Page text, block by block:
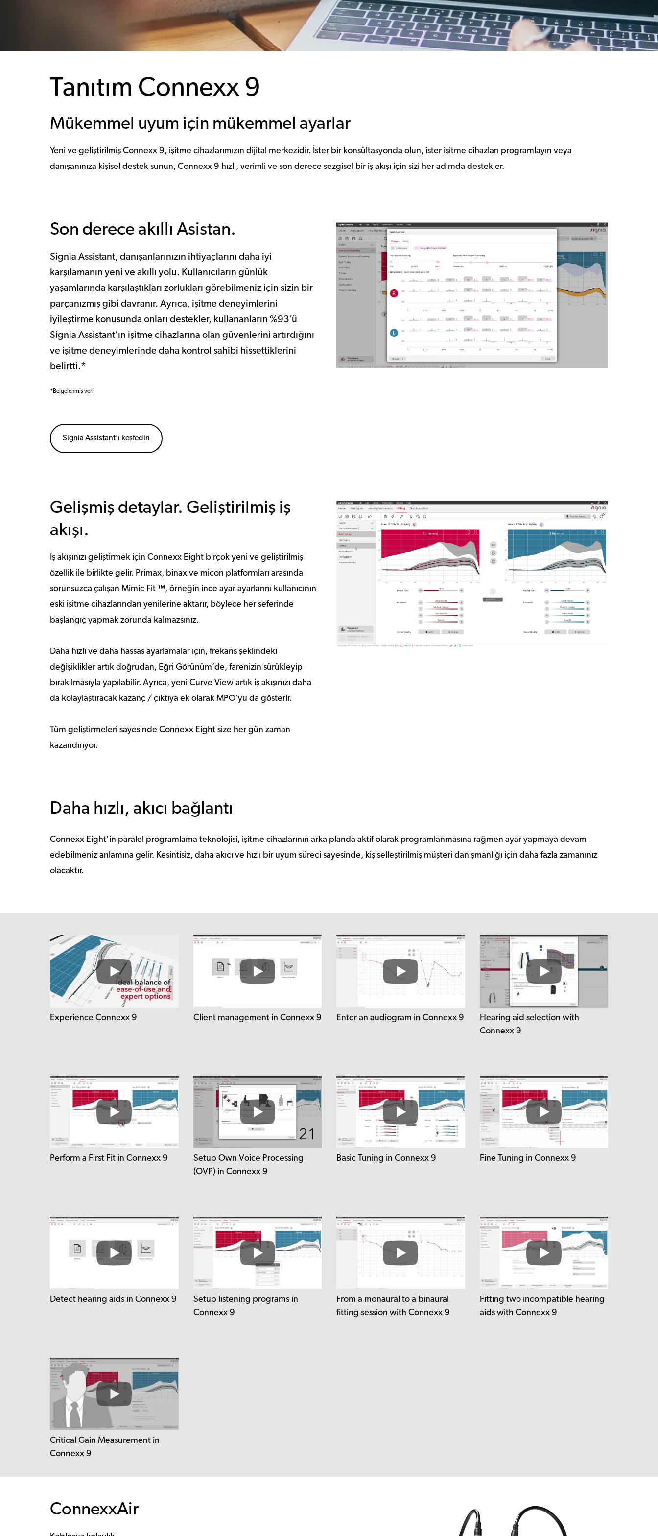
Tanıtım Connexx 9
Mükemmel uyum için mükemmel ayarlar
Yeni ve geliştirilmiş Connexx 9, işitme cihazlarımızın dijital merkezidir. İster bir konsültasyonda olun, ister işitme cihazları programlayın veya
danışanınıza kişisel destek sunun, Connexx 9 hızlı, verimli ve son derece sezgisel bir iş akışı için sizi her adımda destekler.
Son derece akıllı Asistan.
Signia Assistant, danışanlarınızın ihtiyaçlarını daha iyi
karşılamanın yeni ve akıllı yolu. Kullanıcıların günlük
yaşamlarında karşılaştıkları zorlukları görebilmeniz için sizin bir
parçanızmış gibi davranır. Ayrıca, işitme deneyimlerini
iyileştirme konusunda onları destekler, kullananların %93’ü
Signia Assistant’ın işitme cihazlarına olan güvenlerini artırdığını
ve işitme deneyimlerinde daha kontrol sahibi hissettiklerini
belirtti.*
*Belgelenmiş veri
Signia Assistant’ı keşfedin
Gelişmiş detaylar. Geliştirilmiş iş
akışı.
İş akışınızı geliştirmek için Connexx Eight birçok yeni ve geliştirilmiş
özellik ile birlikte gelir. Primax, binax ve micon platformları arasında
sorunsuzca çalışan Mimic Fit ™, örneğin ince ayar ayarlarını kullanıcının
eski işitme cihazlarından yenilerine aktarır, böylece her seferinde
başlangıç yapmak zorunda kalmazsınız.
Daha hızlı ve daha hassas ayarlamalar için, frekans şeklindeki
değişiklikler artık doğrudan, Eğri Görünüm’de, farenizin sürükleyip
bırakılmasıyla yapılabilir. Ayrıca, yeni Curve View artık iş akışınızı daha
da kolaylaştıracak kazanç / çıktıya ek olarak MPO’yu da gösterir.
Tüm geliştirmeleri sayesinde Connexx Eight size her gün zaman
kazandırıyor.
Daha hızlı, akıcı bağlantı
Connexx Eight’in paralel programlama teknolojisi, işitme cihazlarının arka planda aktif olarak programlanmasına rağmen ayar yapmaya devam
edebilmeniz anlamına gelir. Kesintisiz, daha akıcı ve hızlı bir uyum süreci sayesinde, kişiselleştirilmiş müşteri danışmanlığı için daha fazla zamanınız
olacaktır.
Experience Connexx 9 Client management in Connexx 9 Enter an audiogram in Connexx 9
Hearing aid selection with
Connexx 9
Perform a First Fit in Connexx 9
Setup Own Voice Processing
(OVP) in Connexx 9
Basic Tuning in Connexx 9 Fine Tuning in Connexx 9
Detect hearing aids in Connexx 9
Setup listening programs in
Connexx 9
From a monaural to a binaural
fitting session with Connexx 9
Fitting two incompatible hearing
aids with Connexx 9
Critical Gain Measurement in
Connexx 9
ConnexxAir